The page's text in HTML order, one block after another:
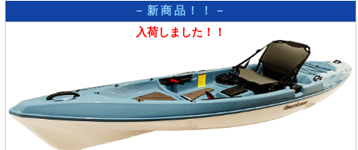
－新商品！！－
入荷しました！！